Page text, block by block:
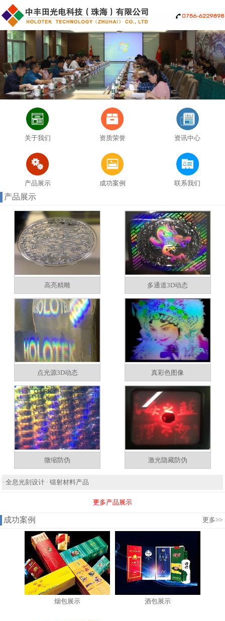
关于我们 资质荣誉 资讯中心
产品展示 成功案例 联系我们
产品展示
高亮精雕 多通道3D动态
点光源3D动态 真彩色图像
微缩防伪 激光隐藏防伪
· 全息光刻设计 · 镭射材料产品
更多产品展示
成功案例 更多>>
烟包展示 酒包展示